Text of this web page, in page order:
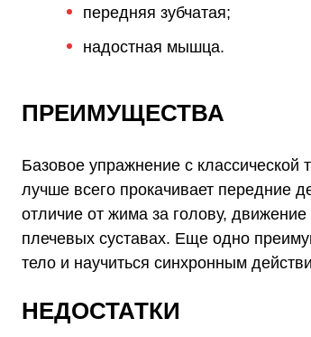
передняя зубчатая;
надостная мышца.
ПРЕИМУЩЕСТВА
Базовое упражнение с классической
лучше всего прокачивает передние
отличие от жима за голову,
плечевых суставах. Еще одно
тело и научиться синхронным
НЕДОСТАТКИ